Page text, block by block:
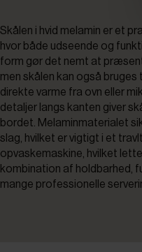
Skålen i hvid melamin er et
hvor både udseende og
form gør det nemt at
men skålen kan også
direkte varme fra ovn eller
detaljer langs kanten giver
bordet. Melaminmaterialet
slag, hvilket er vigtigt i et
opvaskemaskine, hvilket
kombination af holdbarhed,
mange professionelle